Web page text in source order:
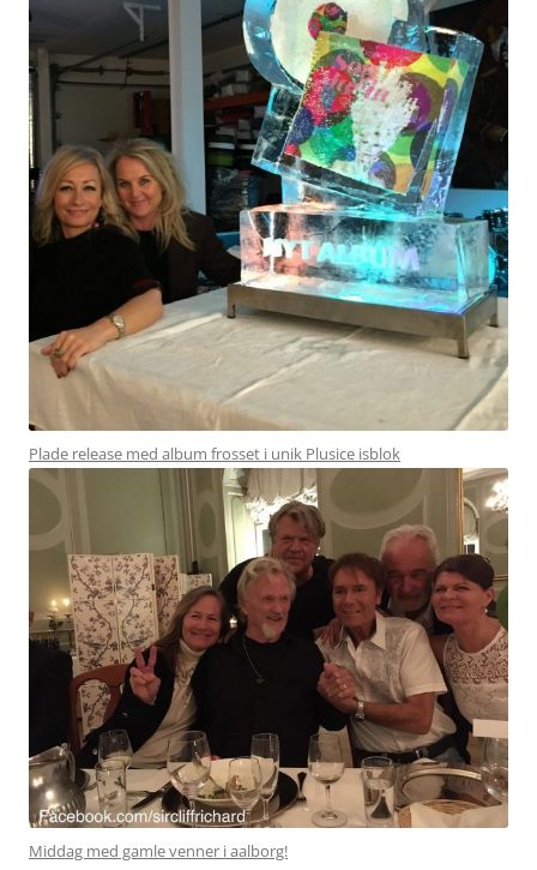
Plade release med album frosset i unik Plusice isblok
Middag med gamle venner i aalborg!